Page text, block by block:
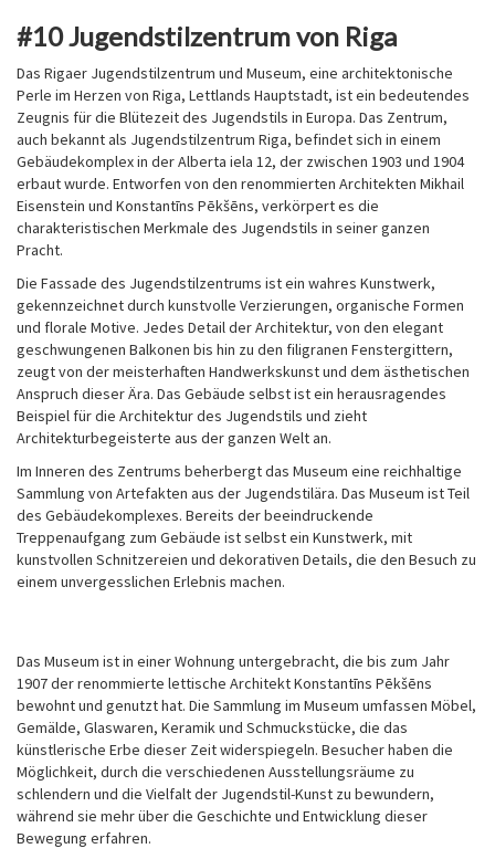
#10 Jugendstilzentrum von Riga
Das Rigaer Jugendstilzentrum und Museum, eine architektonische
Perle im Herzen von Riga, Lettlands Hauptstadt, ist ein bedeutendes
Zeugnis für die Blütezeit des Jugendstils in Europa. Das Zentrum,
auch bekannt als Jugendstilzentrum Riga, befindet sich in einem
Gebäudekomplex in der Alberta iela 12, der zwischen 1903 und 1904
erbaut wurde. Entworfen von den renommierten Architekten Mikhail
Eisenstein und Konstantīns Pēkšēns, verkörpert es die
charakteristischen Merkmale des Jugendstils in seiner ganzen
Pracht.
Die Fassade des Jugendstilzentrums ist ein wahres Kunstwerk,
gekennzeichnet durch kunstvolle Verzierungen, organische Formen
und florale Motive. Jedes Detail der Architektur, von den elegant
geschwungenen Balkonen bis hin zu den filigranen Fenstergittern,
zeugt von der meisterhaften Handwerkskunst und dem ästhetischen
Anspruch dieser Ära. Das Gebäude selbst ist ein herausragendes
Beispiel für die Architektur des Jugendstils und zieht
Architekturbegeisterte aus der ganzen Welt an.
Im Inneren des Zentrums beherbergt das Museum eine reichhaltige
Sammlung von Artefakten aus der Jugendstilära. Das Museum ist Teil
des Gebäudekomplexes. Bereits der beeindruckende
Treppenaufgang zum Gebäude ist selbst ein Kunstwerk, mit
kunstvollen Schnitzereien und dekorativen Details, die den Besuch zu
einem unvergesslichen Erlebnis machen.
Das Museum ist in einer Wohnung untergebracht, die bis zum Jahr
1907 der renommierte lettische Architekt Konstantīns Pēkšēns
bewohnt und genutzt hat. Die Sammlung im Museum umfassen Möbel,
Gemälde, Glaswaren, Keramik und Schmuckstücke, die das
künstlerische Erbe dieser Zeit widerspiegeln. Besucher haben die
Möglichkeit, durch die verschiedenen Ausstellungsräume zu
schlendern und die Vielfalt der Jugendstil-Kunst zu bewundern,
während sie mehr über die Geschichte und Entwicklung dieser
Bewegung erfahren.